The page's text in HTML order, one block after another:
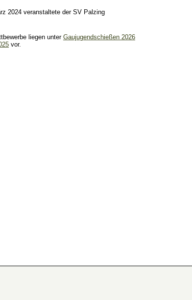
2024 veranstaltete der SV Palzing
liegen unter Gaujugendschießen 2026
vor.